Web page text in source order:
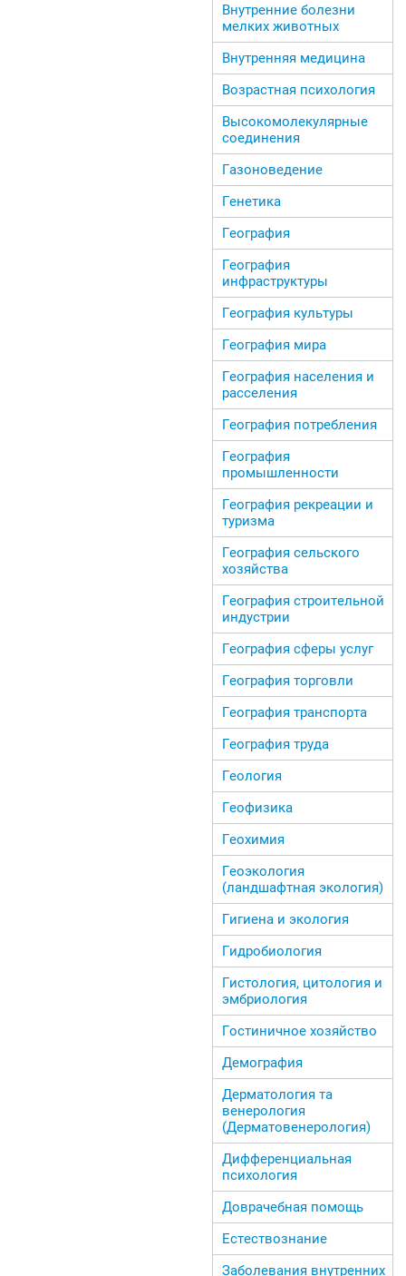
Внутренние болезни
мелких животных
Внутренняя медицина
Возрастная психология
Высокомолекулярные
соединения
Газоноведение
Генетика
География
География
инфраструктуры
География культуры
География мира
География населения и
расселения
География потребления
География
промышленности
География рекреации и
туризма
География сельского
хозяйства
География строительной
индустрии
География сферы услуг
География торговли
География транспорта
География труда
Геология
Геофизика
Геохимия
Геоэкология
(ландшафтная экология)
Гигиена и экология
Гидробиология
Гистология, цитология и
эмбриология
Гостиничное хозяйство
Демография
Дерматология та
венерология
(Дерматовенерология)
Дифференциальная
психология
Доврачебная помощь
Естествознание
Заболевания внутренних